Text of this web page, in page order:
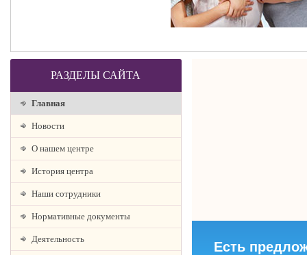
РАЗДЕЛЫ САЙТА
Главная
Новости
О нашем центре
История центра
Наши сотрудники
Нормативные документы
Деятельность
Есть